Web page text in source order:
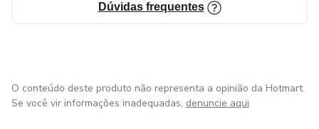
Dúvidas frequentes
O conteúdo deste produto não representa a opinião da Hotmart.
Se você vir informações inadequadas, denuncie aqui